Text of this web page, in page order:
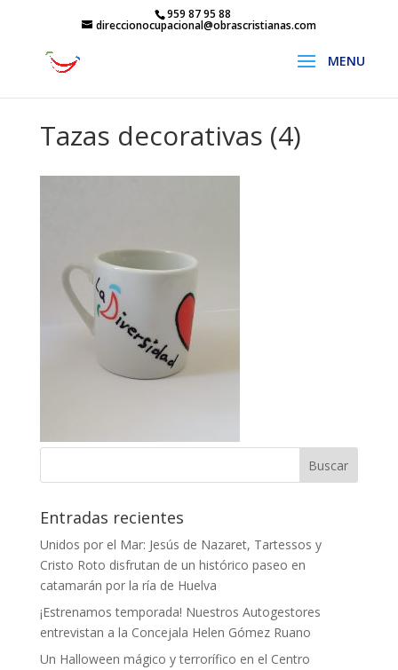
959 87 95 88
direccionocupacional@obrascristianas.com
Tazas decorativas (4)
Entradas recientes
Unidos por el Mar: Jesús de Nazaret, Tartessos y
Cristo Roto disfrutan de un histórico paseo en
catamarán por la ría de Huelva
¡Estrenamos temporada! Nuestros Autogestores
entrevistan a la Concejala Helen Gómez Ruano
Un Halloween mágico y terrorífico en el Centro